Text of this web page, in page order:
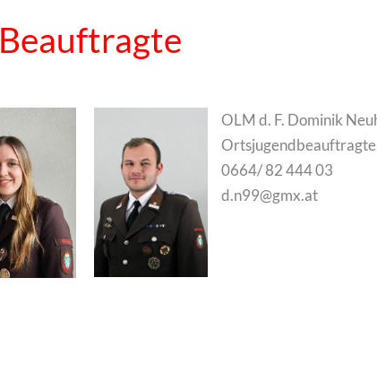
Beauftragte
OLM d. F. Dominik
0664/ 82 444 03
d.n99@gmx.at